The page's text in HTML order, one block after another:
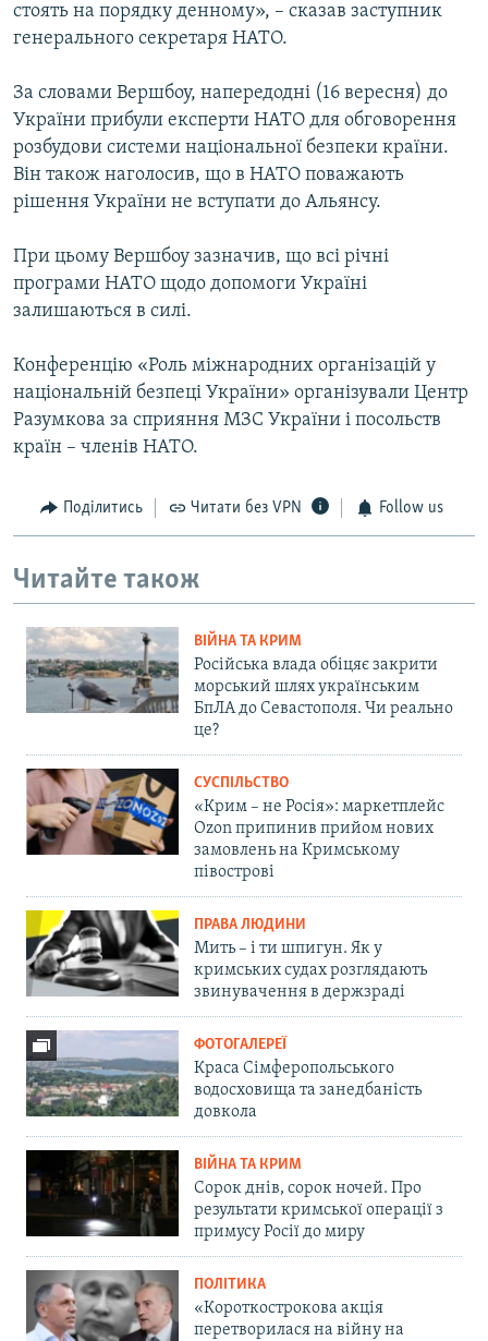
стоять на порядку денному», – сказав заступник
генерального секретаря НАТО.
За словами Вершбоу, напередодні (16 вересня) до
України прибули експерти НАТО для обговорення
розбудови системи національної безпеки країни.
Він також наголосив, що в НАТО поважають
рішення України не вступати до Альянсу.
При цьому Вершбоу зазначив, що всі річні
програми НАТО щодо допомоги Україні
залишаються в силі.
Конференцію «Роль міжнародних організацій у
національній безпеці України» організували Центр
Разумкова за сприяння МЗС України і посольств
країн – членів НАТО.
Поділитись Читати без VPN Follow us
Читайте також
ВІЙНА ТА КРИМ
Російська влада обіцяє закрити
морський шлях українським
БпЛА до Севастополя. Чи реально
це?
СУСПІЛЬСТВО
«Крим – не Росія»: маркетплейс
Ozon припинив прийом нових
замовлень на Кримському
півострові
ПРАВА ЛЮДИНИ
Мить – і ти шпигун. Як у
кримських судах розглядають
звинувачення в держзраді
ФОТОГАЛЕРЕЇ
Краса Сімферопольського
водосховища та занедбаність
довкола
ВІЙНА ТА КРИМ
Сорок днів, сорок ночей. Про
результати кримської операції з
примусу Росії до миру
ПОЛІТИКА
«Короткострокова акція
перетворилася на війну на